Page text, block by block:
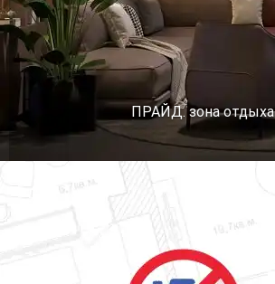
ПРАЙД. зона отдыха